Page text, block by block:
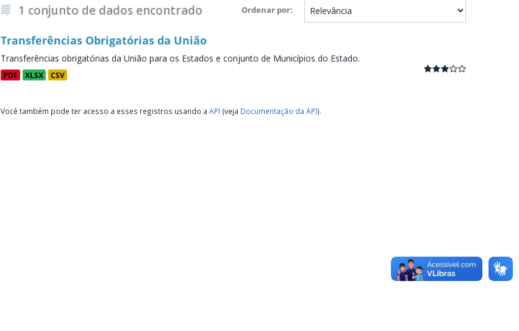
Ordenar por
1 conjunto de dados encontrado
Transferências Obrigatórias da União
Transferências obrigatórias da União para os Estados e conjunto de Municípios do Estado.
PDF XLSX CSV
Você também pode ter acesso a esses registros usando a API (veja Documentação da API).